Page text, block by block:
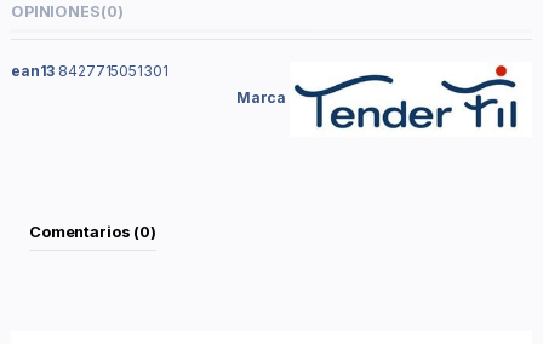
OPINIONES(0)
Marca
ean13 8427715051301
Comentarios (0)